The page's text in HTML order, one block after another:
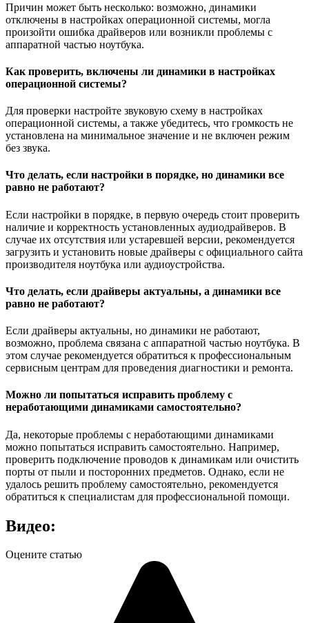
Причин может быть несколько: возможно, динамики
отключены в настройках операционной системы, могла
произойти ошибка драйверов или возникли проблемы с
аппаратной частью ноутбука.
Как проверить, включены ли динамики в настройках
операционной системы?
Для проверки настройте звуковую схему в настройках
операционной системы, а также убедитесь, что громкость не
установлена на минимальное значение и не включен режим
без звука.
Что делать, если настройки в порядке, но динамики все
равно не работают?
Если настройки в порядке, в первую очередь стоит проверить
наличие и корректность установленных аудиодрайверов. В
случае их отсутствия или устаревшей версии, рекомендуется
загрузить и установить новые драйверы с официального сайта
производителя ноутбука или аудиоустройства.
Что делать, если драйверы актуальны, а динамики все
равно не работают?
Если драйверы актуальны, но динамики не работают,
возможно, проблема связана с аппаратной частью ноутбука. В
этом случае рекомендуется обратиться к профессиональным
сервисным центрам для проведения диагностики и ремонта.
Можно ли попытаться исправить проблему с
неработающими динамиками самостоятельно?
Да, некоторые проблемы с неработающими динамиками
можно попытаться исправить самостоятельно. Например,
проверить подключение проводов к динамикам или очистить
порты от пыли и посторонних предметов. Однако, если не
удалось решить проблему самостоятельно, рекомендуется
обратиться к специалистам для профессиональной помощи.
Видео:
Оцените статью